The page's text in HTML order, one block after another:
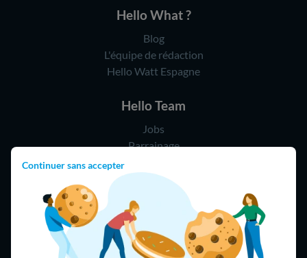
Continuer sans accepter
Hello What ?
Blog
L'équipe de rédaction
Hello Watt Espagne
Hello Team
Jobs
Parrainage
Rejoindre notre réseau d'artisans
09 75 18 60 60
(8h-21h)
75018 Paris